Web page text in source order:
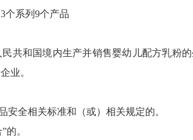
系列9个产品
和国境内生产并销售婴幼儿配方乳粉的
业。
全相关标准和（或）相关规定的。
。